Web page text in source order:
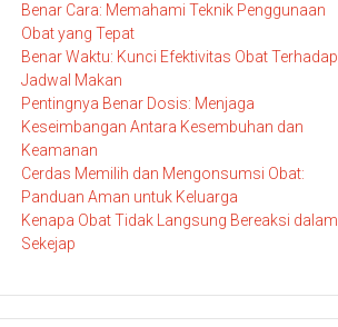
Benar Cara: Memahami Teknik Penggunaan
Obat yang Tepat
Benar Waktu: Kunci Efektivitas Obat Terhadap
Jadwal Makan
Pentingnya Benar Dosis: Menjaga
Keseimbangan Antara Kesembuhan dan
Keamanan
Cerdas Memilih dan Mengonsumsi Obat:
Panduan Aman untuk Keluarga
Kenapa Obat Tidak Langsung Bereaksi dalam
Sekejap